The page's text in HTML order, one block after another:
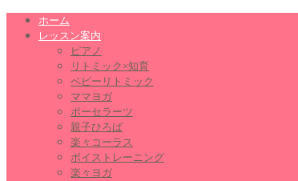
ホーム
レッスン案内
ピアノ
リトミック×知育
ベビーリトミック
ママヨガ
ポーセラーツ
親子ひろば
楽々コーラス
ボイストレーニング
楽々ヨガ